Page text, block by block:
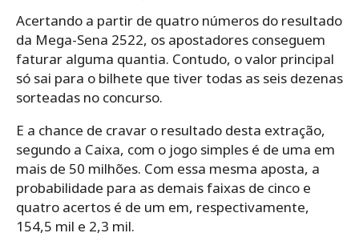
Acertando a partir de quatro números do resultado
da Mega-Sena 2522, os apostadores conseguem
faturar alguma quantia. Contudo, o valor principal
só sai para o bilhete que tiver todas as seis dezenas
sorteadas no concurso.
E a chance de cravar o resultado desta extração,
segundo a Caixa, com o jogo simples é de uma em
mais de 50 milhões. Com essa mesma aposta, a
probabilidade para as demais faixas de cinco e
quatro acertos é de um em, respectivamente,
154,5 mil e 2,3 mil.